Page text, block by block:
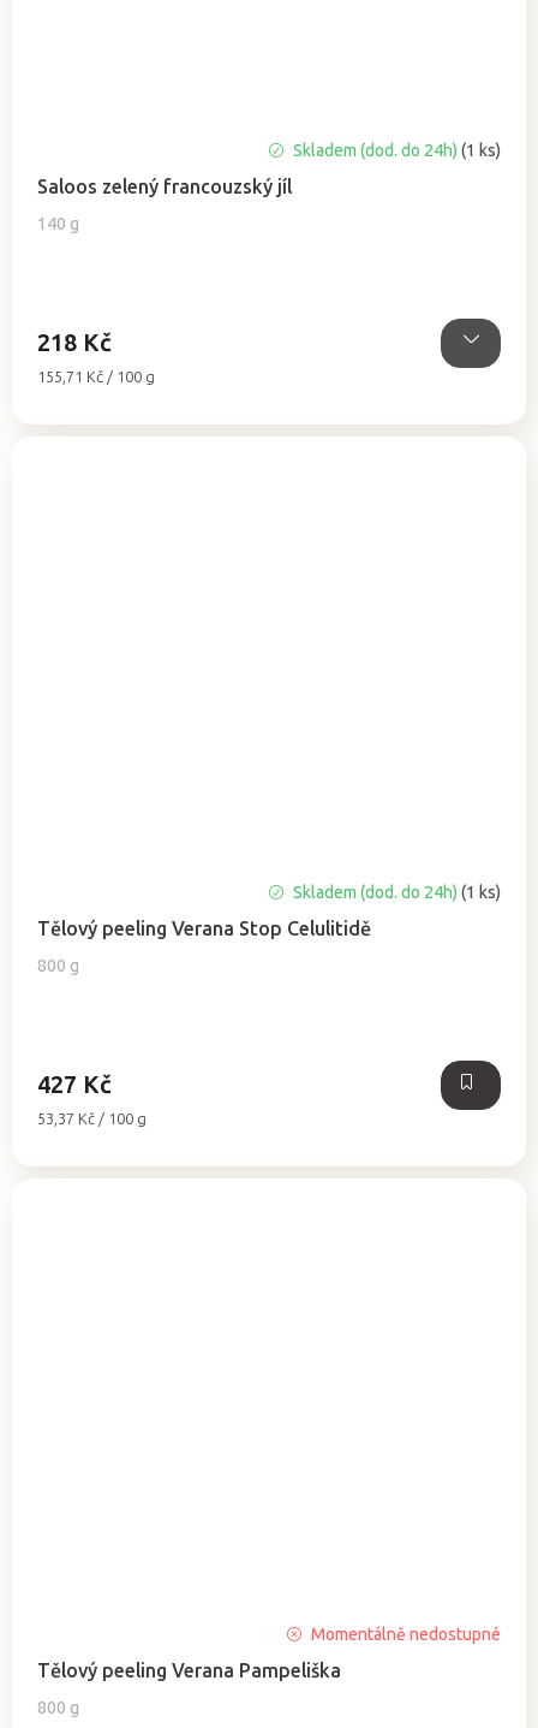
Saloos zelený francouzský jíl
140 g
hodnocení
produktu
je
Skladem (dod. do 24h)(1 ks)
218 Kč
Měrná
155,71 Kč / 100 g
Tělový peeling Verana Stop Celulitidě
800 g
hodnocení
produktu
je
Skladem (dod. do 24h)(1 ks)
427 Kč
Měrná
53,37 Kč / 100 g
Tělový peeling Verana Pampeliška
800 g
Momentálně nedostupné